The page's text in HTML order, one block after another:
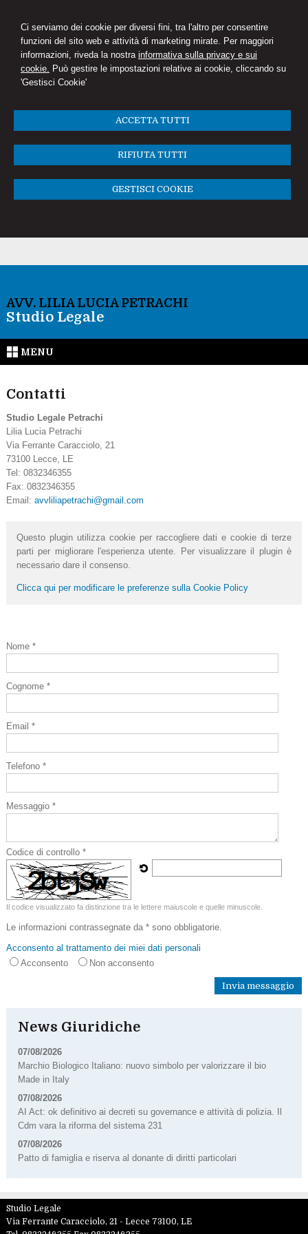
Ci serviamo dei cookie per diversi fini, tra l'altro per consentire
funzioni del sito web e attività di marketing mirate. Per maggiori
informazioni, riveda la nostra informativa sulla privacy e sui
cookie. Può gestire le impostazioni relative ai cookie, cliccando su
'Gestisci Cookie'
ACCETTA TUTTI
RIFIUTA TUTTI
GESTISCI COOKIE
AVV. LILIA LUCIA PETRACHI
Studio Legale
MENU
Contatti
Studio Legale Petrachi
Lilia Lucia Petrachi
Via Ferrante Caracciolo, 21
73100
Lecce,
LE
Tel: 0832346355
Fax: 0832346355
Email: avvliliapetrachi@gmail.com
Questo plugin utilizza cookie per raccogliere dati e cookie di terze
parti per migliorare l'esperienza utente. Per visualizzare il plugin è
necessario dare il consenso.
Clicca qui per modificare le preferenze sulla Cookie Policy
Nome *
Cognome *
Email *
Telefono *
Messaggio *
Codice di controllo *
Il codice visualizzato fa distinzione tra le lettere maiuscole e quelle minuscole.
Le informazioni contrassegnate da * sono obbligatorie.
Acconsento al trattamento dei miei dati personali
Acconsento
Non acconsento
News Giuridiche
07/08/2026
Marchio Biologico Italiano: nuovo simbolo per valorizzare il bio
Made in Italy
07/08/2026
AI Act: ok definitivo ai decreti su governance e attività di polizia. Il
Cdm vara la riforma del sistema 231
07/08/2026
Patto di famiglia e riserva al donante di diritti particolari
Studio Legale
Via Ferrante Caracciolo, 21 - Lecce 73100, LE